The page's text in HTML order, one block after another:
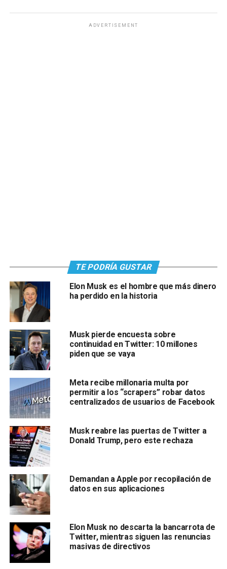
ADVERTISEMENT
TE PODRÍA GUSTAR
Elon Musk es el hombre que más dinero
ha perdido en la historia
Musk pierde encuesta sobre
continuidad en Twitter: 10 millones
piden que se vaya
Meta recibe millonaria multa por
permitir a los “scrapers” robar datos
centralizados de usuarios de Facebook
Musk reabre las puertas de Twitter a
Donald Trump, pero este rechaza
Demandan a Apple por recopilación de
datos en sus aplicaciones
Elon Musk no descarta la bancarrota de
Twitter, mientras siguen las renuncias
masivas de directivos